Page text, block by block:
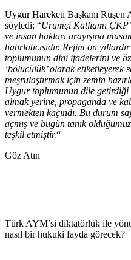
Uygur Hareketi Başkanı Ruşen
söyledi: “Urumçi Katliamı
ve insan hakları arayışına
hatırlatıcısıdır. Rejim on
toplumunun dini ifadelerini ve
‘bölücülük’ olarak etiketleyerek
meşrulaştırmak için zemin
Uygur toplumunun dile getirdiği
almak yerine, propaganda ve
vermekten kaçındı. Bu durum
açmış ve bugün tanık
teşkil etmiştir.“
Göz Atın
Türk AYM’si diktatörlük ile
nasıl bir hukuki fayda görecek?